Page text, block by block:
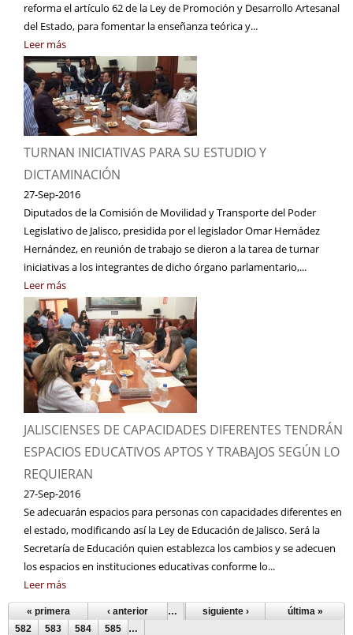
reforma el artículo 62 de la Ley de Promoción y Desarrollo Artesanal
del Estado, para fomentar la enseñanza teórica y...
Leer más
TURNAN INICIATIVAS PARA SU ESTUDIO Y
DICTAMINACIÓN
27-Sep-2016
Diputados de la Comisión de Movilidad y Transporte del Poder
Legislativo de Jalisco, presidida por el legislador Omar Hernádez
Hernández, en reunión de trabajo se dieron a la tarea de turnar
iniciativas a los integrantes de dicho órgano parlamentario,...
Leer más
JALISCIENSES DE CAPACIDADES DIFERENTES TENDRÁN
ESPACIOS EDUCATIVOS APTOS Y TRABAJOS SEGÚN LO
REQUIERAN
27-Sep-2016
Se adecuarán espacios para personas con capacidades diferentes en
el estado, modificando así la Ley de Educación de Jalisco. Será la
Secretaría de Educación quien establezca los cambios y se adecuen
los espacios en instituciones educativas conforme lo...
Leer más
Páginas
« primera ‹ anterior … 577 578 580
581
582
583 584 585 …
siguiente › última »